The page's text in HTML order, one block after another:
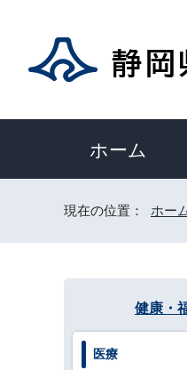
ホーム
現在の位置： ホー
健康・
医療